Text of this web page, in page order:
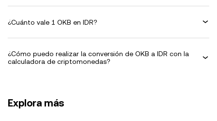
¿Cuánto vale 1 OKB en IDR?
¿Cómo puedo realizar la conversión de OKB a IDR con la
calculadora de criptomonedas?
Explora más